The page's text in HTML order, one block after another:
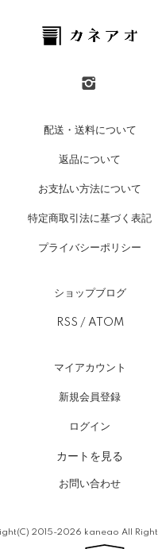
配送・送料について
返品について
お支払い方法について
特定商取引法に基づく表記
プライバシーポリシー
ショップブログ
RSS / ATOM
マイアカウント
新規会員登録
ログイン
カートを見る
お問い合わせ
2015-2026 kaneao All